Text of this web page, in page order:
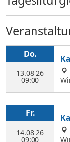
Do.
13.08.26
09:00
n,
Fr.
14.08.26
09:00